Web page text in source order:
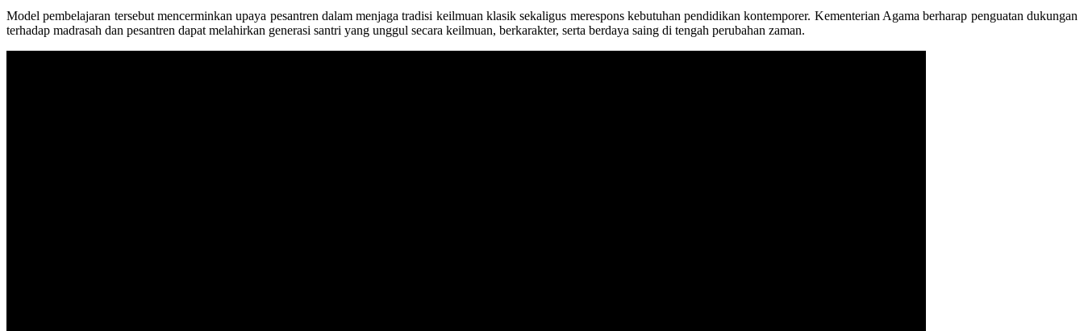
Model pembelajaran tersebut mencerminkan upaya pesantren dalam menjaga tradisi keilmuan klasik sekaligus merespons kebutuhan pendidikan kontemporer. Kementerian Agama berharap penguatan dukungan
terhadap madrasah dan pesantren dapat melahirkan generasi santri yang unggul secara keilmuan, berkarakter, serta berdaya saing di tengah perubahan zaman.